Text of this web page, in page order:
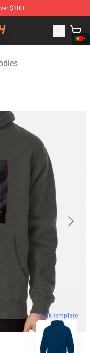
$100
Merchandise Shop
blank template